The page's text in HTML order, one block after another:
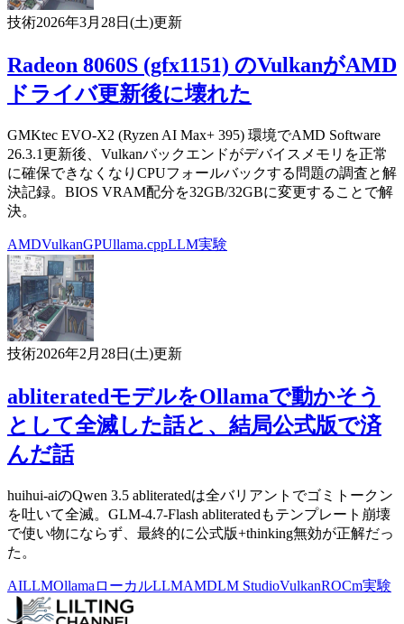
技術2026年3月28日(土)更新
Radeon 8060S (gfx1151) のVulkanがAMD
ドライバ更新後に壊れた
GMKtec EVO-X2 (Ryzen AI Max+ 395) 環境でAMD Software
26.3.1更新後、Vulkanバックエンドがデバイスメモリを正常
に確保できなくなりCPUフォールバックする問題の調査と解
決記録。BIOS VRAM配分を32GB/32GBに変更することで解
決。
AMDVulkanGPUllama.cppLLM実験
技術2026年2月28日(土)更新
abliteratedモデルをOllamaで動かそう
として全滅した話と、結局公式版で済
んだ話
huihui-aiのQwen 3.5 abliteratedは全バリアントでゴミトークン
を吐いて全滅。GLM-4.7-Flash abliteratedもテンプレート崩壊
で使い物にならず、最終的に公式版+thinking無効が正解だっ
た。
AILLMOllama ローカルLLMAMDLM StudioVulkanROCm実験